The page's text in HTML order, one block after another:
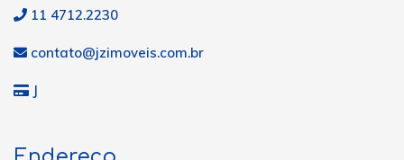
11 4712.2230
contato@jzimoveis.com.br
J